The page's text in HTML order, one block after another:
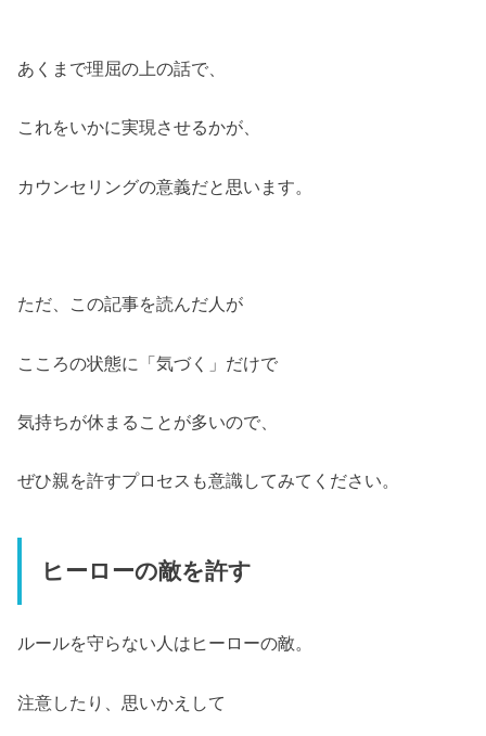
あくまで理屈の上の話で、
これをいかに実現させるかが、
カウンセリングの意義だと思います。
ただ、この記事を読んだ人が
こころの状態に「気づく」だけで
気持ちが休まることが多いので、
ぜひ親を許すプロセスも意識してみてください。
ヒーローの敵を許す
ルールを守らない人はヒーローの敵。
注意したり、思いかえして